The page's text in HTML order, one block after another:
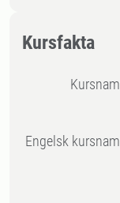
Kursfakta
Engelsk